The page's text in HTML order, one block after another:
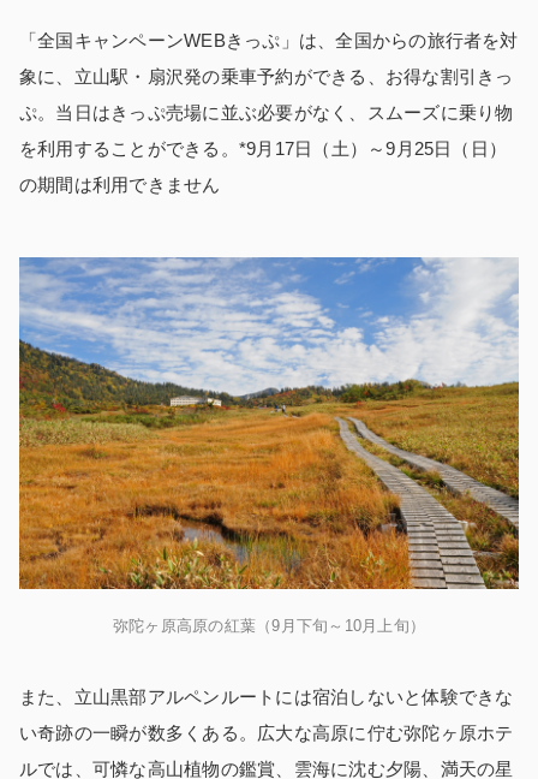
「全国キャンペーンWEBきっぷ」は、全国からの旅行者を対
象に、立山駅・扇沢発の乗車予約ができる、お得な割引きっ
ぷ。当日はきっぷ売場に並ぶ必要がなく、スムーズに乗り物
を利用することができる。*9月17日（土）～9月25日（日）
の期間は利用できません
弥陀ヶ原高原の紅葉（9月下旬～10月上旬）
また、立山黒部アルペンルートには宿泊しないと体験できな
い奇跡の一瞬が数多くある。広大な高原に佇む弥陀ヶ原ホテ
ルでは、可憐な高山植物の鑑賞、雲海に沈む夕陽、満天の星